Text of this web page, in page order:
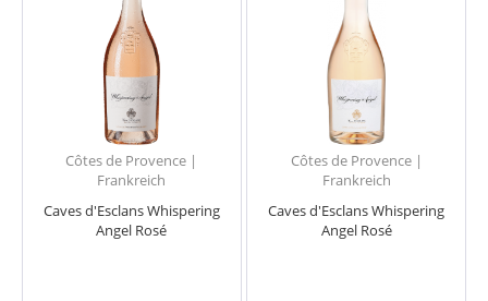
Côtes de Provence |
Frankreich
Caves d'Esclans Whispering
Angel Rosé
Côtes de Provence |
Frankreich
Caves d'Esclans Whispering
Angel Rosé